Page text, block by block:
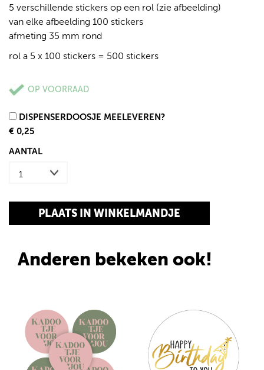
5 verschillende stickers op een rol (zie afbeelding)
van elke afbeelding 100 stickers
afmeting 35 mm rond
rol a 5 x 100 stickers = 500 stickers
OP VOORRAAD
DISPENSERDOOSJE MEELEVEREN?
€ 0,25
AANTAL
Anderen bekeken ook!